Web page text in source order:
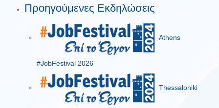
Προηγούμενες Εκδηλώσεις
Athens
#JobFestival 2026
Thessaloniki